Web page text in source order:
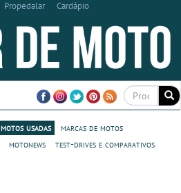
Propedalar Cardápio
motos usadas
marcas de motos
motonews
test-drives e comparativos